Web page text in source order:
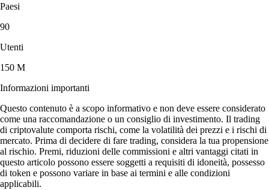
Paesi
90
Utenti
150 M
Informazioni importanti
Questo contenuto è a scopo informativo e non deve essere considerato
come una raccomandazione o un consiglio di investimento. Il trading
di criptovalute comporta rischi, come la volatilità dei prezzi e i rischi di
mercato. Prima di decidere di fare trading, considera la tua propensione
al rischio. Premi, riduzioni delle commissioni e altri vantaggi citati in
questo articolo possono essere soggetti a requisiti di idoneità, possesso
di token e possono variare in base ai termini e alle condizioni
applicabili.